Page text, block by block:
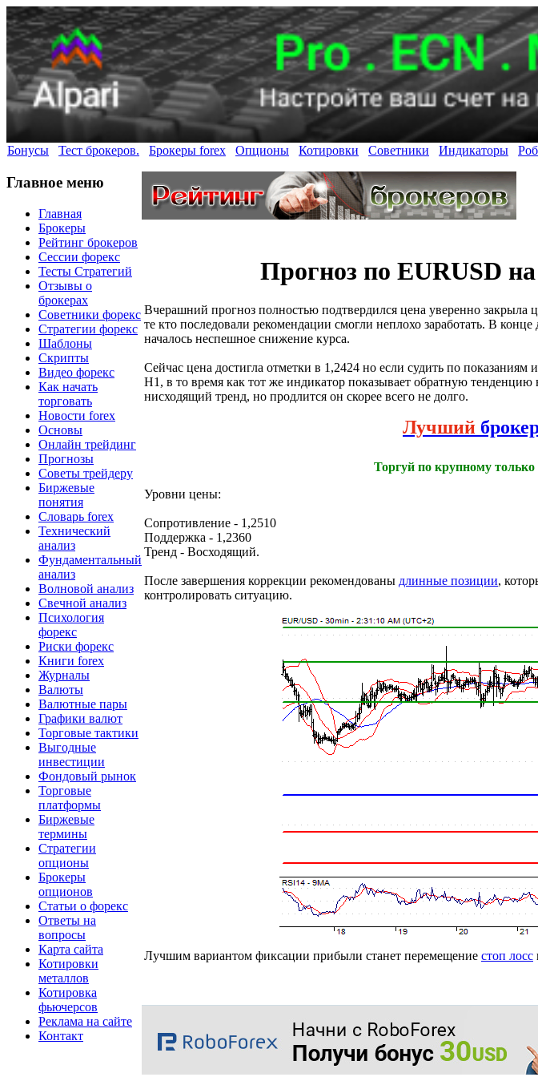
Бонусы Тест брокеров. Брокеры forex Опционы Котировки Советники Индикаторы
Главное меню
Главная
Брокеры
Рейтинг брокеров
Сессии форекс
Тесты Стратегий
Отзывы о
брокерах
Советники форекс
Стратегии форекс
Шаблоны
Скрипты
Видео форекс
Как начать
торговать
Новости forex
Основы
Онлайн трейдинг
Прогнозы
Советы трейдеру
Биржевые
понятия
Словарь forex
Технический
анализ
Фундаментальный
анализ
Волновой анализ
Свечной анализ
Психология
форекс
Риски форекс
Книги forex
Журналы
Валюты
Валютные пары
Графики валют
Торговые тактики
Выгодные
инвестиции
Фондовый рынок
Торговые
платформы
Биржевые
термины
Стратегии
опционы
Брокеры
опционов
Статьи о форекс
Ответы на
вопросы
Карта сайта
Котировки
металлов
Котировка
фьючерсов
Реклама на сайте
Контакт
Прогноз по EURUSD
Вчерашний прогноз полностью подтвердился цена уверенно закрыла
те кто последовали рекомендации смогли неплохо заработать. В
началось неспешное снижение курса.
Сейчас цена достигла отметки в 1,2424 но если судить по показаниям
Н1, в то время как тот же индикатор показывает обратную тенденцию
нисходящий тренд, но продлится он скорее всего не долго.
Лучший
Торгуй по крупному
Уровни цены:
Сопротивление - 1,2510
Поддержка - 1,2360
Тренд - Восходящий.
После завершения коррекции рекомендованы длинные позиции,
контролировать ситуацию.
Лучшим вариантом фиксации прибыли станет перемещение стоп лосс